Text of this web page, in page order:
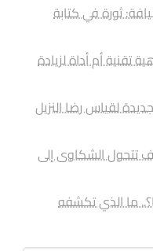
ثورة في كتابة
تقنية أم أداة لزيادة
لقياس رضا النزيل
تتحول الشكاوى إلى
ما الذي تكشفه